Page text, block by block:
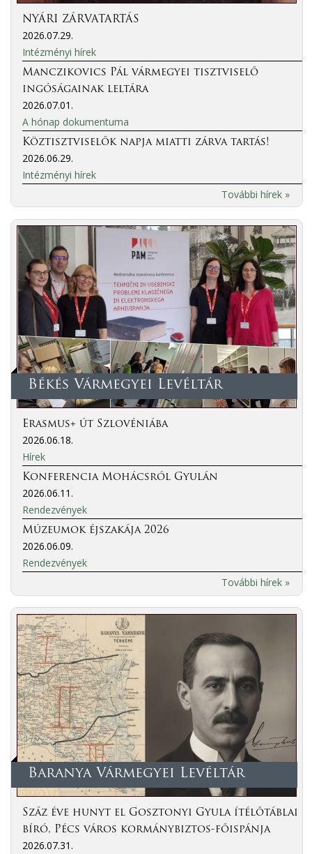
NYÁRI ZÁRVATARTÁS
2026.07.29.
Intézményi hírek
Manczikovics Pál vármegyei tisztviselő
ingóságainak leltára
2026.07.01.
A hónap dokumentuma
Köztisztviselők napja miatti zárva tartás!
2026.06.29.
Intézményi hírek
További hírek »
Békés Vármegyei Levéltár
Erasmus+ út Szlovéniába
2026.06.18.
Hírek
Konferencia Mohácsról Gyulán
2026.06.11.
Rendezvények
Múzeumok éjszakája 2026
2026.06.09.
Rendezvények
További hírek »
Baranya Vármegyei Levéltár
Száz éve hunyt el Gosztonyi Gyula ítélőtáblai
bíró, Pécs város kormánybiztos-főispánja
2026.07.31.